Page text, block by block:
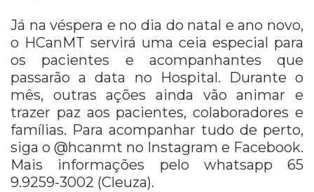
Já na véspera e no dia do natal e ano novo,
o HCanMT servirá uma ceia especial para
os pacientes e acompanhantes que
passarão a data no Hospital. Durante o
mês, outras ações ainda vão animar e
trazer paz aos pacientes, colaboradores e
famílias. Para acompanhar tudo de perto,
siga o @hcanmt no Instagram e Facebook.
Mais informações pelo whatsapp 65
9.9259-3002 (Cleuza).